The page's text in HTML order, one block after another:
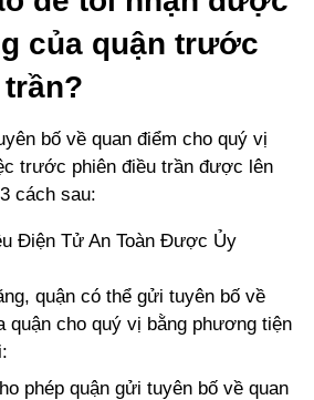
của quận trước
bố về quan điểm cho quý vị
trước phiên điều trần được lên
cách sau:
Điện Tử An Toàn Được Ủy
quận có thể gửi tuyên bố về
quận cho quý vị bằng phương tiện
phép quận gửi tuyên bố về quan